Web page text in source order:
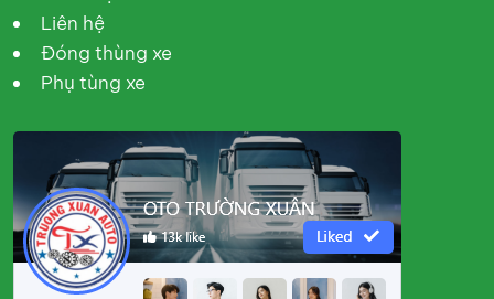
Liên hệ
Đóng thùng xe
Phụ tùng xe